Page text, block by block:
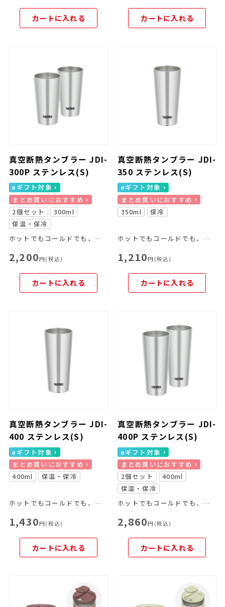
カートに入れる カートに入れる
真空断熱タンブラー JDI-
300P ステンレス(S)
eギフト対象
まとめ買いにおすすめ
2個セット
300ml
保温・保冷
ホットでもコールドでも、飲み頃温度を長時間キープ。
2,200円(税込)
カートに入れる
真空断熱タンブラー JDI-
350 ステンレス(S)
eギフト対象
まとめ買いにおすすめ
350ml
保冷
ホットでもコールドでも、飲み頃温度を長時間キープ。
1,210円(税込)
カートに入れる
真空断熱タンブラー JDI-
400 ステンレス(S)
eギフト対象
まとめ買いにおすすめ
400ml
保温・保冷
ホットでもコールドでも、飲み頃温度を長時間キープ。
1,430円(税込)
カートに入れる
真空断熱タンブラー JDI-
400P ステンレス(S)
eギフト対象
まとめ買いにおすすめ
2個セット
400ml
保温・保冷
ホットでもコールドでも、飲み頃温度を長時間キープ。
2,860円(税込)
カートに入れる